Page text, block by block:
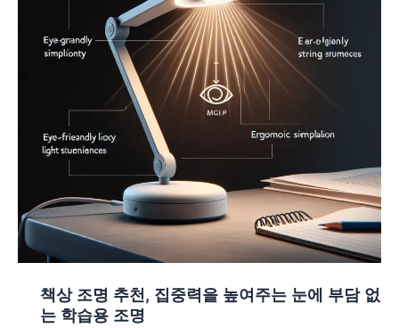
책상 조명 추천, 집중력을 높여주는 눈에 부담 없
는 학습용 조명